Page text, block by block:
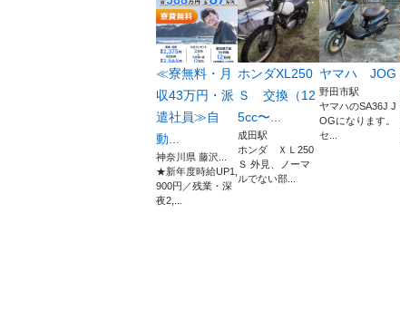
≪寮無料・月
収43万円・派
遣社員≫自
動...
神奈川県 藤沢...
★新年度時給UP1,
900円／残業・深
夜2,...
ホンダXL250
Ｓ 交換（12
5cc〜...
成田駅
ホンダ ＸＬ250
Ｓ 外見、ノーマ
ルでない部...
ヤマハ JOG
野田市駅
ヤマハのSA36J J
OGになります。
セ...